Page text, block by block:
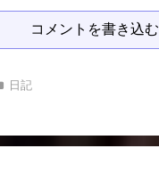
コメントを書き込む
日記